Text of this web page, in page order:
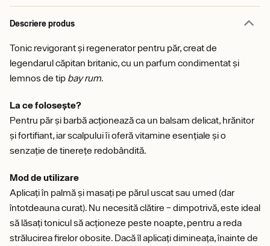
Descriere produs
Tonic revigorant și regenerator pentru păr, creat de
legendarul căpitan britanic, cu un parfum condimentat și
lemnos de tip bay rum.
La ce folosește?
Pentru păr și barbă acționează ca un balsam delicat, hrănitor
și fortifiant, iar scalpului îi oferă vitamine esențiale și o
senzație de tinerețe redobândită.
Mod de utilizare
Aplicați în palmă și masați pe părul uscat sau umed (dar
întotdeauna curat). Nu necesită clătire – dimpotrivă, este ideal
să lăsați tonicul să acționeze peste noapte, pentru a reda
strălucirea firelor obosite. Dacă îl aplicați dimineața, înainte de